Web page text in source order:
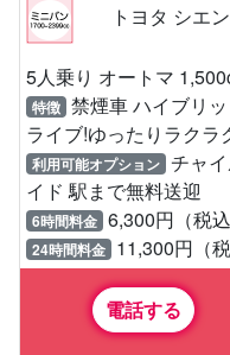
トヨタ シエ
5人乗り オートマ
特徴 禁煙車 ハイブリ
ライブ!ゆったりラクラ
利用可能オプション チャイ
イド 駅まで無料送迎
6時間料金 6,300円（税込
24時間料金 11,300円（税
電話する